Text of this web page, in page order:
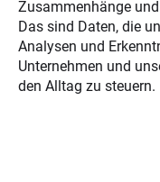
Zusammenhänge
Das sind Daten, die
Analysen und
Unternehmen und
den Alltag zu steuern.